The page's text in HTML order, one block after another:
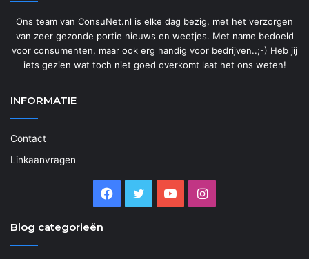
Ons team van ConsuNet.nl is elke dag bezig, met het verzorgen
van zeer gezonde portie nieuws en weetjes. Met name bedoeld
voor consumenten, maar ook erg handig voor bedrijven..;-) Heb jij
iets gezien wat toch niet goed overkomt laat het ons weten!
INFORMATIE
Contact
Linkaanvragen
Facebook
Twitter YouTubeInstagram
Blog categorieën